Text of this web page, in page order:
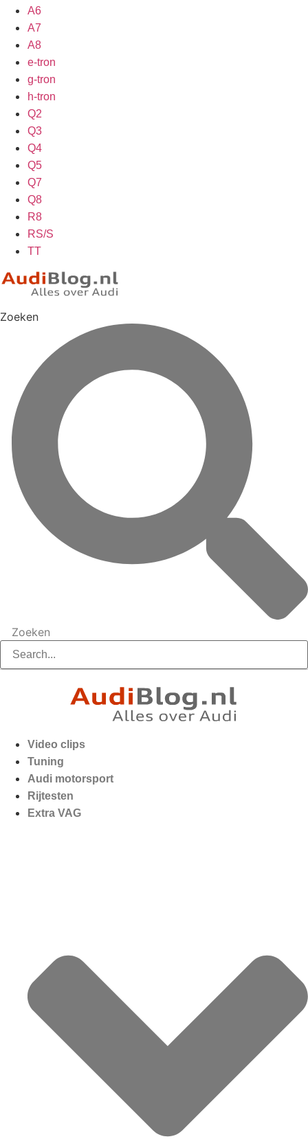
A6
A7
A8
e-tron
g-tron
h-tron
Q2
Q3
Q4
Q5
Q7
Q8
R8
RS/S
TT
Zoeken
Zoeken
Video clips
Tuning
Audi motorsport
Rijtesten
Extra VAG